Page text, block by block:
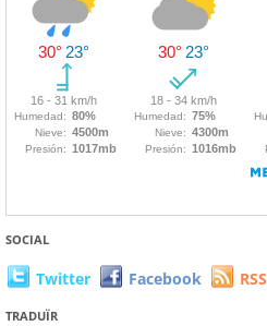
SOCIAL
Twitter Facebook RSS
TRADUÏR